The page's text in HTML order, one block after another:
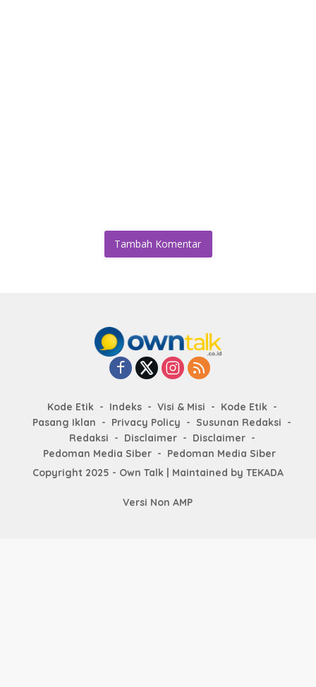
Tambah Komentar
Kode Etik Indeks Visi & Misi
Kode Etik
Pasang Iklan
Privacy Policy
Susunan Redaksi
Redaksi
Disclaimer
Disclaimer
Pedoman Media Siber
Pedoman Media Siber
Copyright 2025 - Own Talk | Maintained by TEKADA
Versi Non AMP